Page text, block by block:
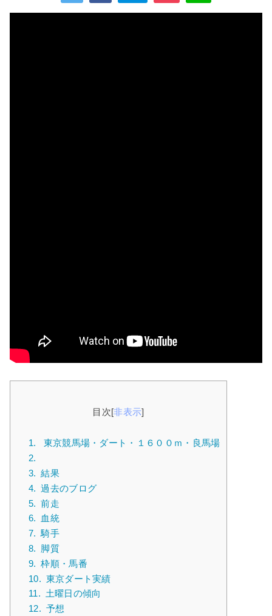
目次[非表示]
1.
東京競馬場・ダート・１６００ｍ・良馬場
2.
3. 結果
4. 過去のブログ
5. 前走
6.
血統
7. 騎手
8. 脚質
9. 枠順・馬番
10. 東京ダート実績
11. 土曜日の傾向
12. 予想